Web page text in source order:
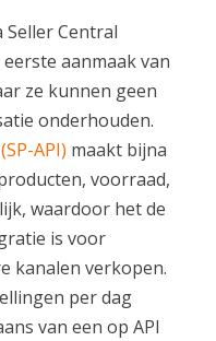
Seller Central
aanmaak van
ze kunnen geen
onderhouden.
API) maakt bijna
voorraad,
waardoor het de
is voor
kanalen verkopen.
per dag
van een op API